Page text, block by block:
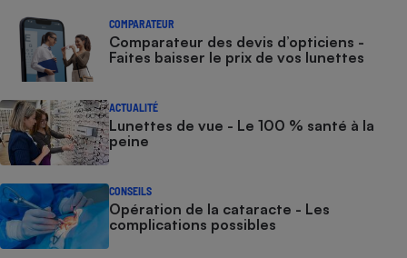
COMPARATEUR
Comparateur des devis d’opticiens -
Faites baisser le prix de vos lunettes
ACTUALITÉ
Lunettes de vue - Le 100 % santé à la
peine
CONSEILS
Opération de la cataracte - Les
complications possibles